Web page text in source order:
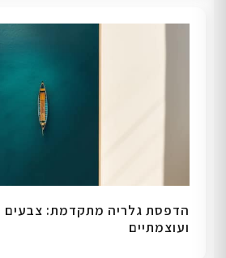
הדפסת גלריה מתקדמת: צבעים
ועוצמתיים